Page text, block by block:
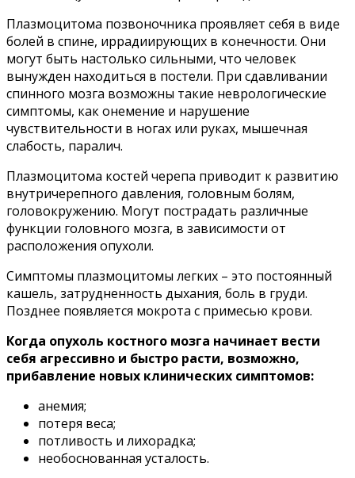
Плазмоцитома позвоночника проявляет себя в виде
болей в спине, иррадиирующих в конечности. Они
могут быть настолько сильными, что человек
вынужден находиться в постели. При сдавливании
спинного мозга возможны такие неврологические
симптомы, как онемение и нарушение
чувствительности в ногах или руках, мышечная
слабость, паралич.
Плазмоцитома костей черепа приводит к развитию
внутричерепного давления, головным болям,
головокружению. Могут пострадать различные
функции головного мозга, в зависимости от
расположения опухоли.
Симптомы плазмоцитомы легких – это постоянный
кашель, затрудненность дыхания, боль в груди.
Позднее появляется мокрота с примесью крови.
Когда опухоль костного мозга начинает вести
себя агрессивно и быстро расти, возможно,
прибавление новых клинических симптомов:
анемия;
потеря веса;
потливость и лихорадка;
необоснованная усталость.